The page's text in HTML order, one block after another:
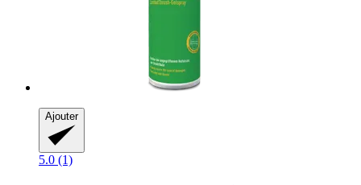
Ajouter
5.0 (1)